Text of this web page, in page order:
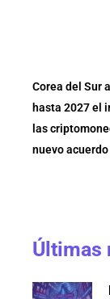
Corea del Sur
hasta 2027 el
las
nuevo
Últimas